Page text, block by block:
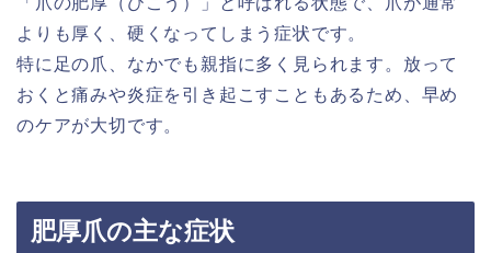
オンライン予約はこちら
よりも厚く、硬くなってしまう症状です。
特に足の爪、なかでも親指に多く見られます。放って
おくと痛みや炎症を引き起こすこともあるため、早め
のケアが大切です。
肥厚爪の主な症状